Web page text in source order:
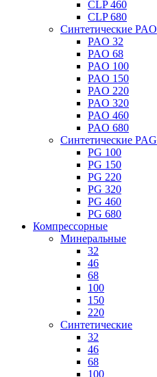
CLP 460
CLP 680
Синтетические PAO
PAO 32
PAO 68
PAO 100
PAO 150
PAO 220
PAO 320
PAO 460
PAO 680
Синтетические PAG
PG 100
PG 150
PG 220
PG 320
PG 460
PG 680
Компрессорные
Минеральные
32
46
68
100
150
220
Синтетические
32
46
68
100